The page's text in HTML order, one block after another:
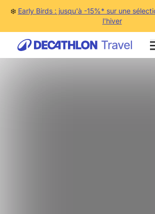
❄️ Early Birds : jusqu'à -15%* sur une
l'hiver